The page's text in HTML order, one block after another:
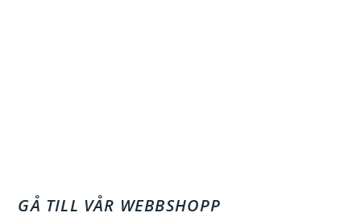
GÅ TILL VÅR WEBBSHOPP